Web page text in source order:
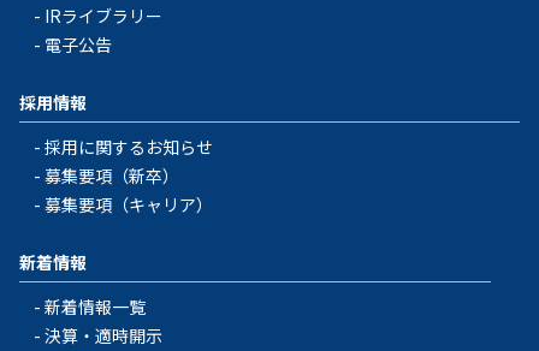
IRライブラリー
電子公告
採用情報
採用に関するお知らせ
募集要項（新卒）
募集要項（キャリア）
新着情報
新着情報一覧
決算・適時開示